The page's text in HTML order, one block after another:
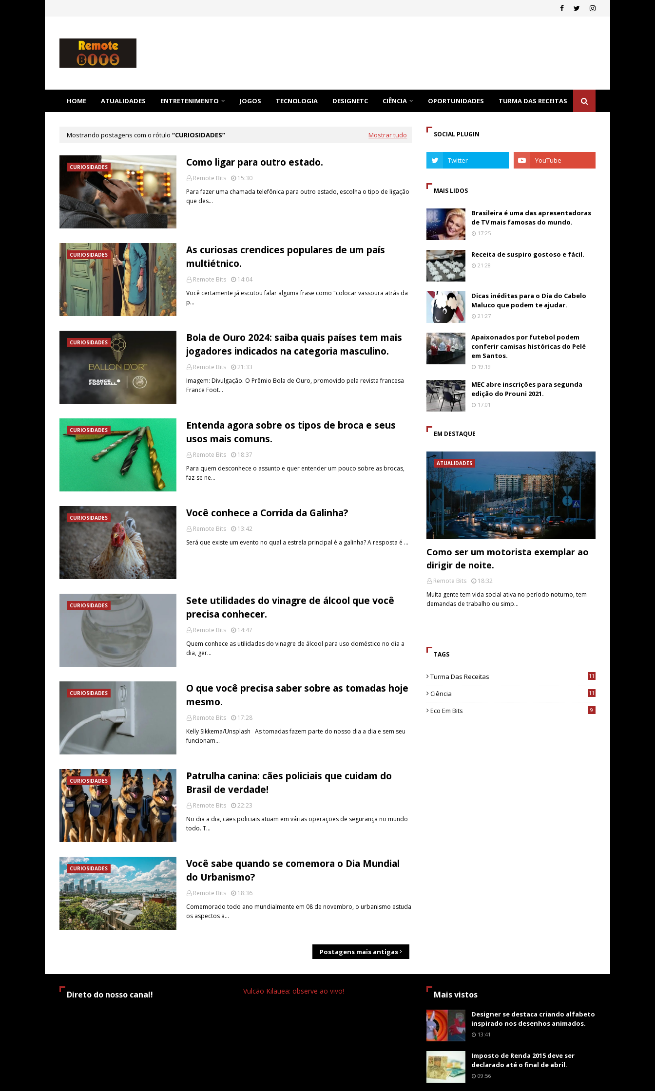
HOME ATUALIDADES ENTRETENIMENTO JOGOS TECNOLOGIA DESIGNETC CIÊNCIA OPORTUNIDADES TURMA DAS RECEITAS
Mostrando postagens com o rótulo CURIOSIDADES Mostrar tudo
CURIOSIDADES Como ligar para outro estado.
Remote Bits
15:30
Para fazer uma chamada telefônica para outro estado, escolha o tipo de ligação
que des…
CURIOSIDADES
As curiosas crendices populares de um país
multiétnico.
Remote Bits
14:04
Você certamente já escutou falar alguma frase como "colocar vassoura atrás da
p…
CURIOSIDADES
Bola de Ouro 2024: saiba quais países tem mais
jogadores indicados na categoria masculino.
Remote Bits
21:33
Imagem: Divulgação. O Prêmio Bola de Ouro, promovido pela revista francesa
France Foot…
CURIOSIDADES
Entenda agora sobre os tipos de broca e seus
usos mais comuns.
Remote Bits
18:37
Para quem desconhece o assunto e quer entender um pouco sobre as brocas,
faz-se ne…
CURIOSIDADES Você conhece a Corrida da Galinha?
Remote Bits
13:42
Será que existe um evento no qual a estrela principal é a galinha? A resposta é …
CURIOSIDADES
Sete utilidades do vinagre de álcool que você
precisa conhecer.
Remote Bits
14:47
Quem conhece as utilidades do vinagre de álcool para uso doméstico no dia a
dia, ger…
CURIOSIDADES
O que você precisa saber sobre as tomadas hoje
mesmo.
Remote Bits
17:28
Kelly Sikkema/Unsplash As tomadas fazem parte do nosso dia a dia e sem seu
funcionam…
CURIOSIDADES
Patrulha canina: cães policiais que cuidam do
Brasil de verdade!
Remote Bits
22:23
No dia a dia, cães policiais atuam em várias operações de segurança no mundo
todo. T…
CURIOSIDADES
Você sabe quando se comemora o Dia Mundial
do Urbanismo?
Remote Bits
18:36
Comemorado todo ano mundialmente em 08 de novembro, o urbanismo estuda
os aspectos a…
Postagens mais antigas
SOCIAL PLUGIN
MAIS LIDOS
Brasileira é uma das apresentadoras
de TV mais famosas do mundo.
17:25
Receita de suspiro gostoso e fácil.
21:28
Dicas inéditas para o Dia do Cabelo
Maluco que podem te ajudar.
21:27
Apaixonados por futebol podem
conferir camisas históricas do Pelé
em Santos.
19:19
MEC abre inscrições para segunda
edição do Prouni 2021.
17:01
EM DESTAQUE
ATUALIDADES
Como ser um motorista exemplar ao
dirigir de noite.
Remote Bits
18:32
Muita gente tem vida social ativa no período noturno, tem
demandas de trabalho ou simp…
TAGS
Turma Das Receitas 11
Ciência 11
Eco Em Bits 9
Direto do nosso canal! Vulcão Kilauea: observe ao vivo! Mais vistos
Designer se destaca criando alfabeto
inspirado nos desenhos animados.
13:41
Imposto de Renda 2015 deve ser
declarado até o final de abril.
09:56